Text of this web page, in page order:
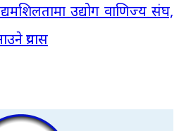
उद्योग वाणिज्य संघ,
प्रयास